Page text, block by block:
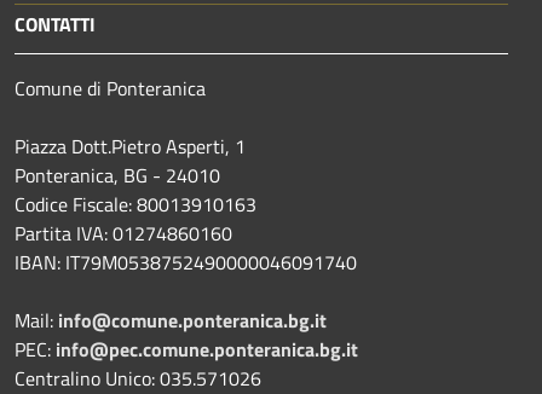
CONTATTI
Comune di Ponteranica
Piazza Dott.Pietro Asperti, 1
Ponteranica, BG - 24010
Codice Fiscale: 80013910163
Partita IVA: 01274860160
IBAN: IT79M0538752490000046091740
Mail: info@comune.ponteranica.bg.it
PEC: info@pec.comune.ponteranica.bg.it
Centralino Unico: 035.571026